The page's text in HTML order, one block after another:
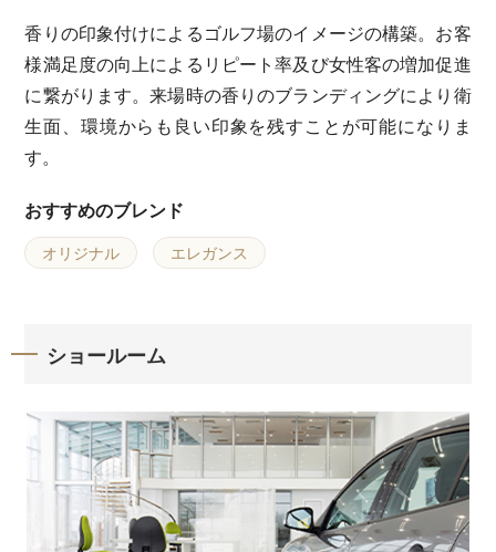
香りの印象付けによるゴルフ場のイメージの構築。お客
様満足度の向上によるリピート率及び女性客の増加促進
に繋がります。来場時の香りのブランディングにより衛
生面、環境からも良い印象を残すことが可能になりま
す。
おすすめのブレンド
オリジナル エレガンス
ショールーム